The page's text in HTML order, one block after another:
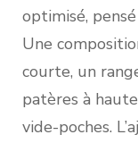
optimisé,
Une
courte, un
patères à
vide-poches.